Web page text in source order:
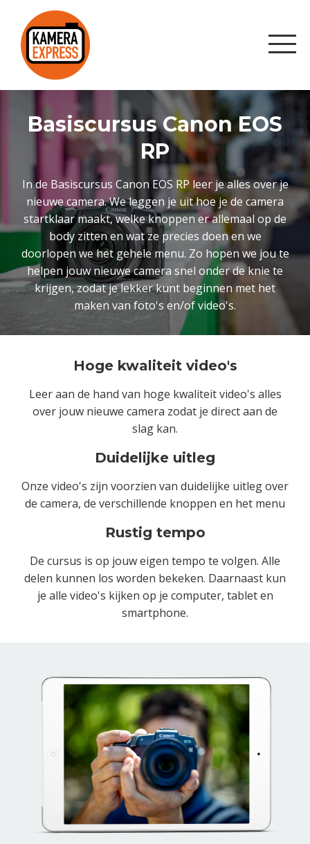
Basiscursus Canon EOS
RP
In de Basiscursus Canon EOS RP leer je alles over je
nieuwe camera. We leggen je uit hoe je de camera
startklaar maakt, welke knoppen er allemaal op de
body zitten en wat ze precies doen en we
doorlopen we het gehele menu. Zo hopen we jou te
helpen jouw nieuwe camera snel onder de knie te
krijgen, zodat je lekker kunt beginnen met het
maken van foto's en/of video's.
Hoge kwaliteit video's
Leer aan de hand van hoge kwaliteit video's alles
over jouw nieuwe camera zodat je direct aan de
slag kan.
Duidelijke uitleg
Onze video's zijn voorzien van duidelijke uitleg over
de camera, de verschillende knoppen en het menu
Rustig tempo
De cursus is op jouw eigen tempo te volgen. Alle
delen kunnen los worden bekeken. Daarnaast kun
je alle video's kijken op je computer, tablet en
smartphone.